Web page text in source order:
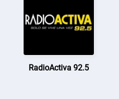
RadioActiva 92.5